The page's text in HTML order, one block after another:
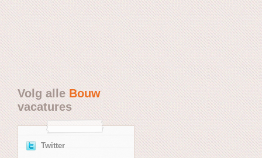
Volg alleBouw
vacatures
Twitter